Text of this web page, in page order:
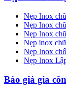
Nẹp Inox
Nẹp Inox
Nẹp Inox
Nẹp inox
Nẹp Inox
Nẹp Inox
Báo giá gia